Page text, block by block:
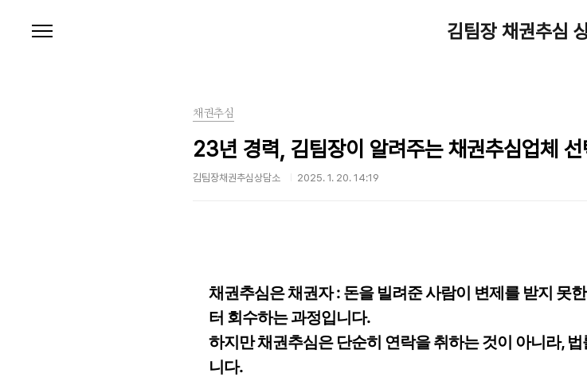
김팀장 채권추심
채권추심
23년 경력, 김팀장이 알려주는 채권추심업체
김팀장채권추심상담소 2025. 1. 20. 14:19
채권추심은 채권자 : 돈을 빌려준 사람이 변제를 받지 못
터 회수하는 과정입니다.
하지만 채권추심은 단순히 연락을 취하는 것이 아니라,
니다.